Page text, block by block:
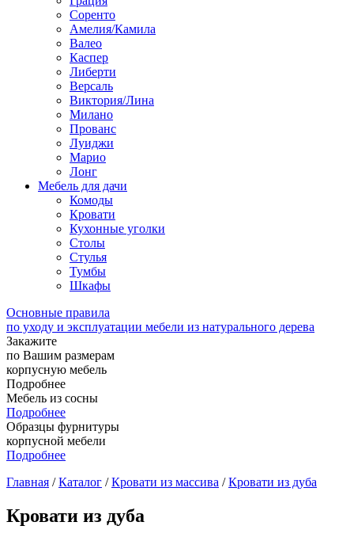
Соренто
Амелия/Камила
Валео
Каспер
Либерти
Версаль
Виктория/Лина
Милано
Прованс
Луиджи
Марио
Лонг
Мебель для дачи
Комоды
Кровати
Кухонные уголки
Столы
Стулья
Тумбы
Шкафы
Основные правила
по уходу и эксплуатации мебели из натурального дерева
Закажите
по Вашим размерам
корпусную мебель
Подробнее
Мебель из сосны
Подробнее
Образцы фурнитуры
корпусной мебели
Подробнее
Главная /Каталог /Кровати из массива /Кровати из дуба
Кровати из дуба